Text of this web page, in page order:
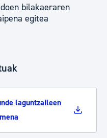
bilakaeraren
egitea
laguntzaileen